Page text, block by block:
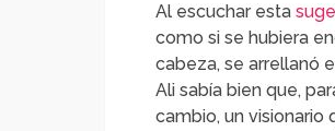
Al escuchar esta
como si se hubiera
cabeza, se arrellanó
Ali sabía bien que,
cambio, un visionario